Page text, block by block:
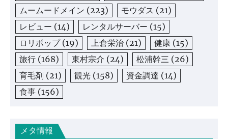
ムームードメイン (223) モウダス (21)
レビュー (14) レンタルサーバー (15)
ロリポップ(19) 上倉栄治 (21) 健康 (15)
旅行 (168) 東村宗介 (24) 松浦幹三 (26)
育毛剤 (21) 観光 (158) 資金調達 (14)
食事 (156)
メタ情報